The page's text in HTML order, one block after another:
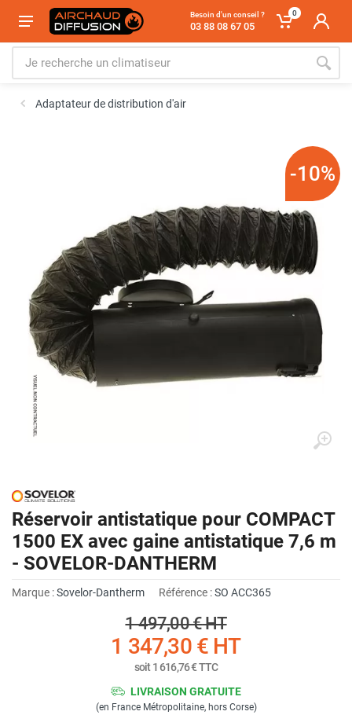
Besoin d'un conseil ?
03 88 08 67 05
0
Adaptateur de distribution d'air
-10%
Réservoir antistatique pour COMPACT
1500 EX avec gaine antistatique 7,6 m
- SOVELOR-DANTHERM
Marque :Sovelor-Dantherm Référence :SO ACC365
1 497,00 €HT
1 347,30 € HT
soit1 616,76 €TTC
LIVRAISON GRATUITE
(en France Métropolitaine, hors Corse)